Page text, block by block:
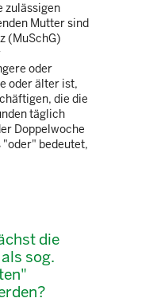
zulässigen
Mutter sind
(MuSchG)
oder
oder älter ist,
die die
täglich
Doppelwoche
"oder" bedeutet,
die
sog.